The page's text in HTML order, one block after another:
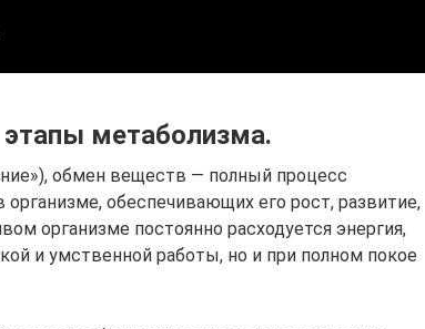
метаболизма.
обмен веществ — полный процесс
обеспечивающих его рост, развитие,
организме постоянно расходуется энергия,
и умственной работы, но и при полном покое